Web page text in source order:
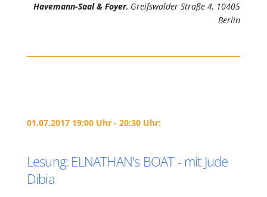
Havemann-Saal & Foyer, Greifswalder Straße 4, 10405
Berlin
01.07.2017 19:00 Uhr - 20:30 Uhr:
Lesung: ELNATHAN's BOAT - mit Jude
Dibia